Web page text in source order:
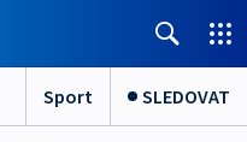
Sport SLEDOVAT